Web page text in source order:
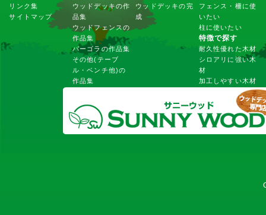
リンク集
サイトマップ
ウッドデッキの作
品集
ウッドフェンスの
作品集
パーゴラの作品集
その他(テーブ
ル・ベンチ他)の
作品集
ウッドデッキの完
成
フェンス・柵に使
いたい
柱に使いたい
特徴で探す
耐久性優れた木材
シロアリに強い木
材
加工しやすい木材
低価格な木材